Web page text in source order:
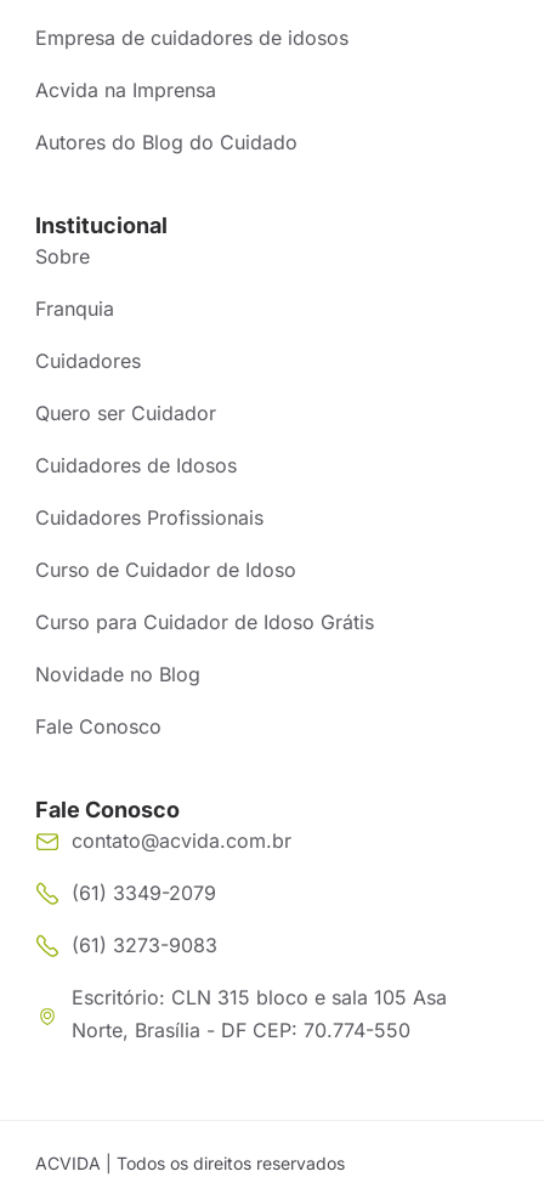
Empresa de cuidadores de idosos
Acvida na Imprensa
Autores do Blog do Cuidado
Institucional
Sobre
Franquia
Cuidadores
Quero ser Cuidador
Cuidadores de Idosos
Cuidadores Profissionais
Curso de Cuidador de Idoso
Curso para Cuidador de Idoso Grátis
Novidade no Blog
Fale Conosco
Fale Conosco
contato@acvida.com.br
(61) 3349-2079
(61) 3273-9083
Escritório: CLN 315 bloco e sala 105 Asa
Norte, Brasília - DF CEP: 70.774-550
ACVIDA | Todos os direitos reservados